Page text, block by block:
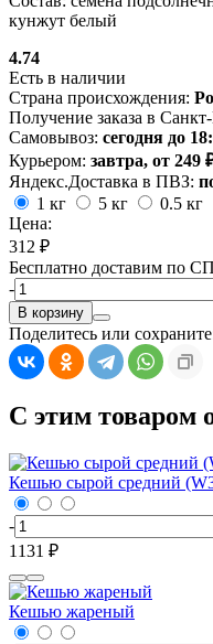
кунжут белый
4.74
Есть в наличии
Страна происхождения:
Получение заказа в
Самовывоз: сегодня до
Курьером: завтра, от 249
Яндекс.Доставка в ПВЗ:
1 кг
5 кг
0.5 кг
Цена:
312 ₽
Бесплатно доставим по
-
В корзину
Поделитесь или
С этим товаром
Кешью сырой средний
-
1131 ₽
Кешью жареный